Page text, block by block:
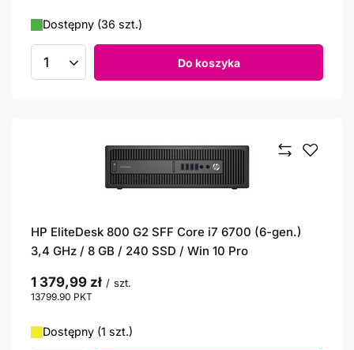
Dostępny (36 szt.)
Ilość produktów Do koszyka
HP EliteDesk 800 G2 SFF Core i7 6700 (6-gen.)
3,4 GHz / 8 GB / 240 SSD / Win 10 Pro
1 379,99 zł / szt.
13799.90 PKT
Dostępny (1 szt.)